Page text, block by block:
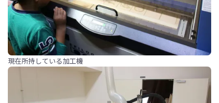
現在所持している加工機